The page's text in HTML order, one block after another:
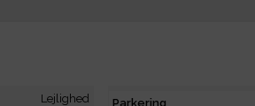
Lejlighed
Parkering